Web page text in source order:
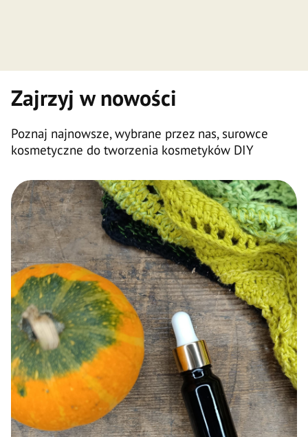
Zajrzyj w nowości
Poznaj najnowsze, wybrane przez nas, surowce
kosmetyczne do tworzenia kosmetyków DIY